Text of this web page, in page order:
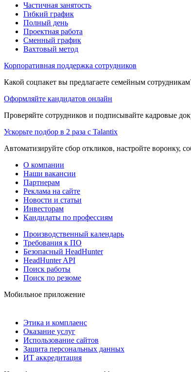
Частичная занятость
Гибкий график
Полный день
Проектная работа
Сменный график
Вахтовый метод
Корпоративная поддержка сотрудников
Какой соцпакет вы предлагаете семейным
Оформляйте кандидатов онлайн
Проверяйте сотрудников и подписывайте кадровые
Ускорьте подбор в 2 раза с Talantix
Автоматизируйте сбор откликов, настройте воронку,
О компании
Наши вакансии
Партнерам
Реклама на сайте
Новости и статьи
Инвесторам
Кандидаты по профессиям
Производственный календарь
Требования к ПО
Безопасный HeadHunter
HeadHunter API
Поиск работы
Поиск по резюме
Мобильное приложение
Этика и комплаенс
Оказание услуг
Использование сайтов
Защита персональных данных
ИТ аккредитация